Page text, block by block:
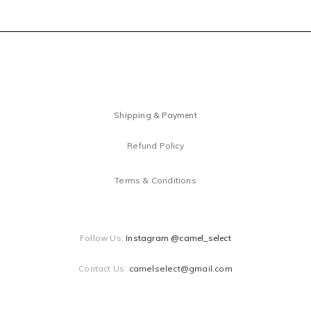
Shipping & Payment
Refund Policy
Terms & Conditions
Follow Us:Instagram @camel_select
Contact Us: camelselect@gmail.com